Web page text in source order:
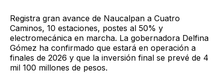
Registra gran avance de Naucalpan a Cuatro
Caminos, 10 estaciones, postes al 50% y
electromecánica en marcha. La gobernadora Delfina
Gómez ha confirmado que estará en operación a
finales de 2026 y que la inversión final se prevé de 4
mil 100 millones de pesos.